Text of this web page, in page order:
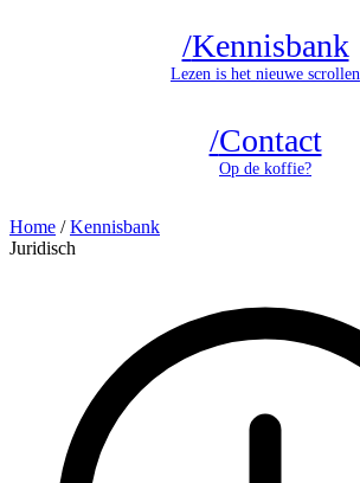
/Kennisbank
Lezen is het nieuwe scrollen
/Contact
Op de koffie?
Home / Kennisbank
Juridisch